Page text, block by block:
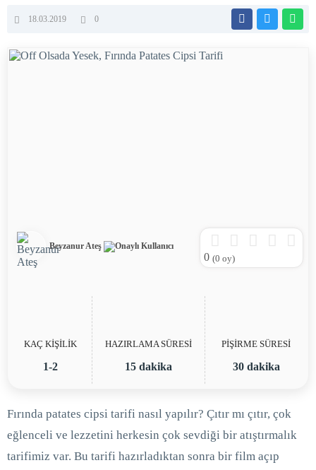
18.03.2019 0
Beyzanur Ateş
0 (0 oy)
KAÇ KİŞİLİK
1-2
HAZIRLAMA SÜRESİ
15 dakika
PİŞİRME SÜRESİ
30 dakika
Fırında patates cipsi tarifi nasıl yapılır? Çıtır mı çıtır, çok
eğlenceli ve lezzetini herkesin çok sevdiği bir atıştırmalık
tarifimiz var. Bu tarifi hazırladıktan sonra bir film açıp